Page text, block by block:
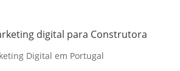
digital para Construtora
Digital em Portugal